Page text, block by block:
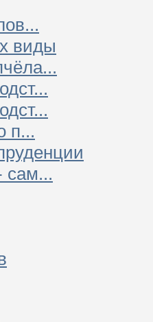
виды
п...
сам...